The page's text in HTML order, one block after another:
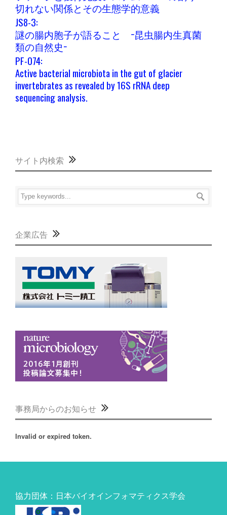
切れない関係とその生態学的意義
JS8-3:
謎の腸内胞子が語ること −昆虫腸内生真菌
類の自然史−
PF-074:
Active bacterial microbiota in the gut of glacier
invertebrates as revealed by 16S rRNA deep
sequencing analysis.
サイト内検索
企業広告
事務局からのお知らせ
Invalid or expired token.
協力団体：日本バイオインフォマティクス学会